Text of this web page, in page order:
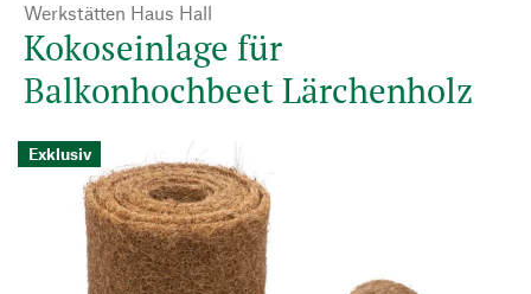
Werkstätten Haus Hall
Kokoseinlage für
Balkonhochbeet Lärchenholz
Exklusiv